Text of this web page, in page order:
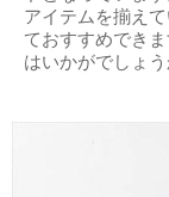
アイテムを揃え
ておすすめでき
はいかがでしょう